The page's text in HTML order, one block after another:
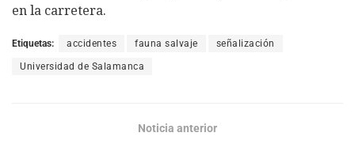
en la carretera.
Etiquetas: accidentes fauna salvaje señalización
Universidad de Salamanca
Noticia anterior